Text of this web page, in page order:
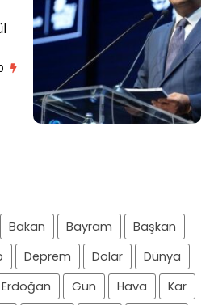
Bakan Bayram
Başkan
Deprem Dolar
Dünya
Erdoğan Gün Hava
Kar